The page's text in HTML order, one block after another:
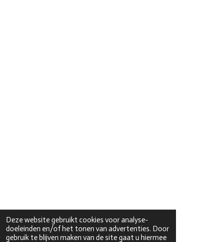
Deze website gebruikt cookies voor analyse-
doeleinden en/of het tonen van advertenties. Door
gebruik te blijven maken van de site gaat u hiermee